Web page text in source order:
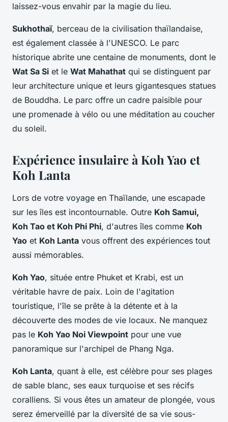
laissez-vous envahir par la magie du lieu.
Sukhothaï, berceau de la civilisation thaïlandaise,
est également classée à l'UNESCO. Le parc
historique abrite une centaine de monuments, dont le
Wat Sa Si et le Wat Mahathat qui se distinguent par
leur architecture unique et leurs gigantesques statues
de Bouddha. Le parc offre un cadre paisible pour
une promenade à vélo ou une méditation au coucher
du soleil.
Expérience insulaire à Koh Yao et
Koh Lanta
Lors de votre voyage en Thaïlande, une escapade
sur les îles est incontournable. Outre Koh Samui,
Koh Tao et Koh Phi Phi, d'autres îles comme Koh
Yao et Koh Lanta vous offrent des expériences tout
aussi mémorables.
Koh Yao, située entre Phuket et Krabi, est un
véritable havre de paix. Loin de l'agitation
touristique, l'île se prête à la détente et à la
découverte des modes de vie locaux. Ne manquez
pas le Koh Yao Noi Viewpoint pour une vue
panoramique sur l'archipel de Phang Nga.
Koh Lanta, quant à elle, est célèbre pour ses plages
de sable blanc, ses eaux turquoise et ses récifs
coralliens. Si vous êtes un amateur de plongée, vous
serez émerveillé par la diversité de sa vie sous-